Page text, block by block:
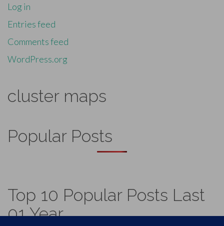
Log in
Entries feed
Comments feed
WordPress.org
cluster maps
Popular Posts
Top 10 Popular Posts Last
01 Year